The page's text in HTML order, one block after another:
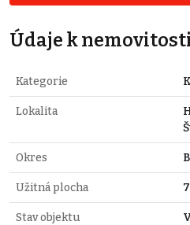
Údaje k
Kategorie
Lokalita
Okres
Užitná plocha
Stav objektu